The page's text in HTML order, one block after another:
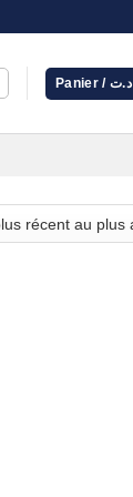
Panier /د.ت